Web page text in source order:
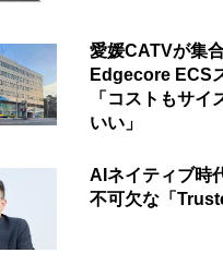
愛媛CATVが集
Edgecore ECS
「コストもサイ
いい」
AIネイティブ時
不可欠な「